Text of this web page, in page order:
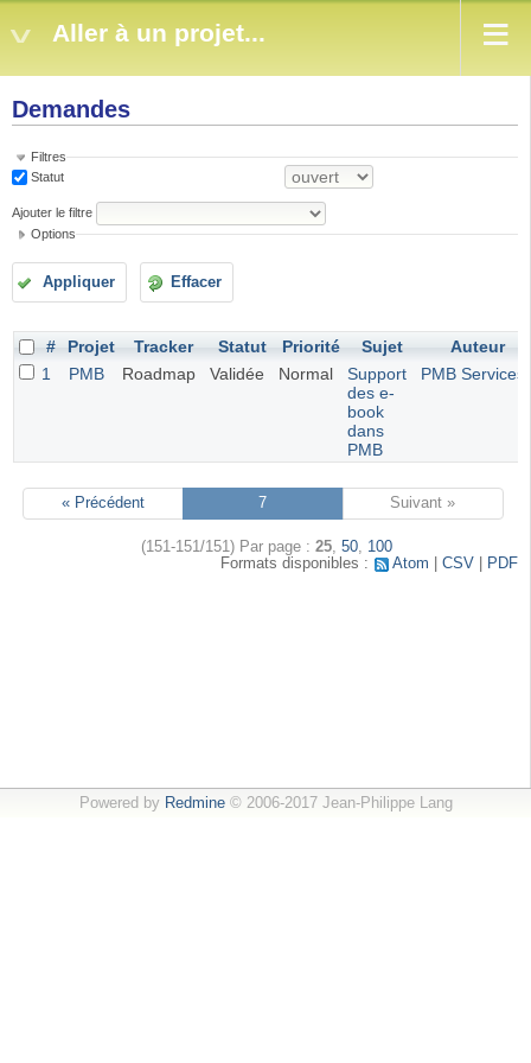
Aller à un projet...
Demandes
Filtres
Statut
Ajouter le filtre
Options
Appliquer Effacer
# Projet Tracker Statut Priorité Sujet
Auteur
1
PMB Roadmap Validée Normal
Support
des e-
book
dans
PMB
PMB Services
« Précédent 7 Suivant »
(151-151/151) Par page : 25, 50, 100
Formats disponibles :
Atom CSV PDF
Powered by Redmine© 2006-2017 Jean-Philippe Lang